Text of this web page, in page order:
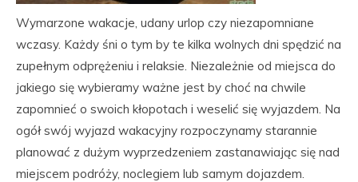
Wymarzone wakacje, udany urlop czy niezapomniane
wczasy. Każdy śni o tym by te kilka wolnych dni spędzić na
zupełnym odprężeniu i relaksie. Niezależnie od miejsca do
jakiego się wybieramy ważne jest by choć na chwile
zapomnieć o swoich kłopotach i weselić się wyjazdem. Na
ogół swój wyjazd wakacyjny rozpoczynamy starannie
planować z dużym wyprzedzeniem zastanawiając się nad
miejscem podróży, noclegiem lub samym dojazdem.